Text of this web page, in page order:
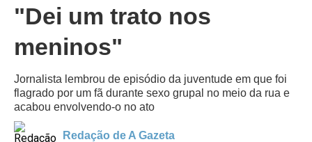
"Dei um trato nos
meninos"
Jornalista lembrou de episódio da juventude em que foi
flagrado por um fã durante sexo grupal no meio da rua e
acabou envolvendo-o no ato
Redação de A Gazeta